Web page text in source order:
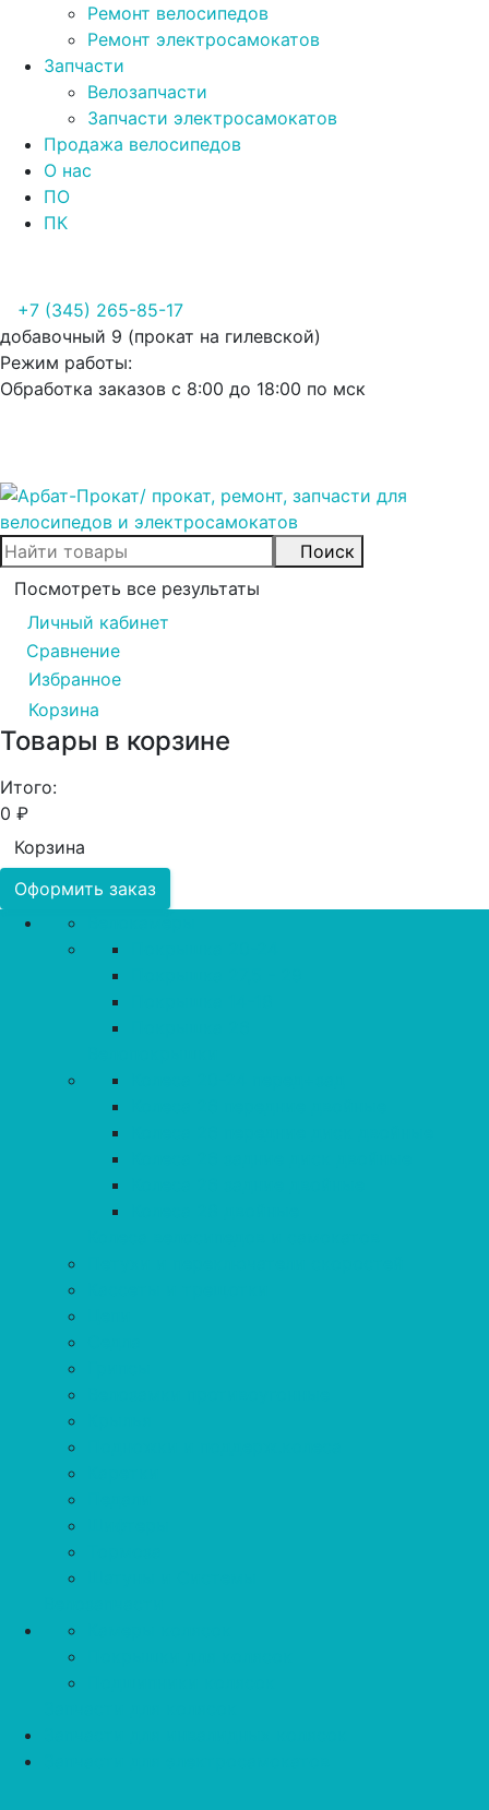
Ремонт велосипедов
Ремонт электросамокатов
Запчасти
Велозапчасти
Запчасти электросамокатов
Продажа велосипедов
О нас
ПО
ПК
+7 (345) 265-85-17
добавочный 9 (прокат на гилевской)
Режим работы:
Обработка заказов с 8:00 до 18:00 по мск
Поиск
Посмотреть все результаты
Личный кабинет
Сравнение
Избранное
Корзина
Товары в корзине
Итого:
0 ₽
Корзина
Оформить заказ